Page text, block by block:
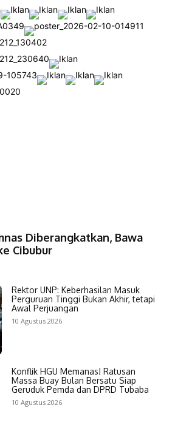
Diberangkatkan, Bawa
Cibubur
Rektor UNP: Keberhasilan Masuk
Perguruan Tinggi Bukan Akhir, tetapi
Awal Perjuangan
10 Agustus 2026
Konflik HGU Memanas! Ratusan
Massa Buay Bulan Bersatu Siap
Geruduk Pemda dan DPRD Tubaba
10 Agustus 2026